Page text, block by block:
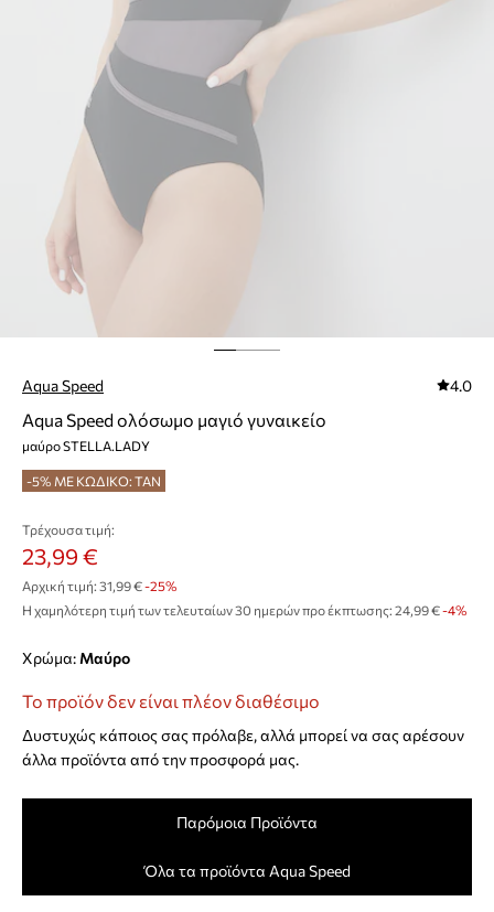
Aqua Speed 4.0
Aqua Speed ολόσωμο μαγιό γυναικείο
μαύρο STELLA.LADY
-5% ΜΕ ΚΩΔΙΚΟ: TAN
Τρέχουσα τιμή:
23,99 €
Αρχική τιμή: 31,99 €-25%
Η χαμηλότερη τιμή των τελευταίων 30 ημερών προ έκπτωσης: 24,99 € -4%
Χρώμα: μαύρο
Το προϊόν δεν είναι πλέον διαθέσιμο
Δυστυχώς κάποιος σας πρόλαβε, αλλά μπορεί να σας αρέσουν
άλλα προϊόντα από την προσφορά μας.
Παρόμοια Προϊόντα
Όλα τα προϊόντα Aqua Speed